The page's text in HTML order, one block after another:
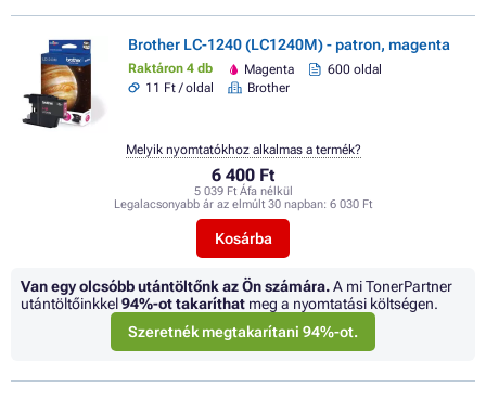
Brother LC-1240 (LC1240M) - patron, magenta
Raktáron 4 db Magenta
600 oldal
11 Ft / oldal
Brother
6 400 Ft
5 039 Ft Áfa nélkül
Legalacsonyabb ár az elmúlt 30 napban: 6 030 Ft
Kosárba
Melyik nyomtatókhoz alkalmas a termék?
Van egy olcsóbb utántöltőnk az Ön számára.A mi TonerPartner
utántöltőinkkel94%-ot takaríthat meg a nyomtatási költségen.
Szeretnék megtakarítani 94%-ot.